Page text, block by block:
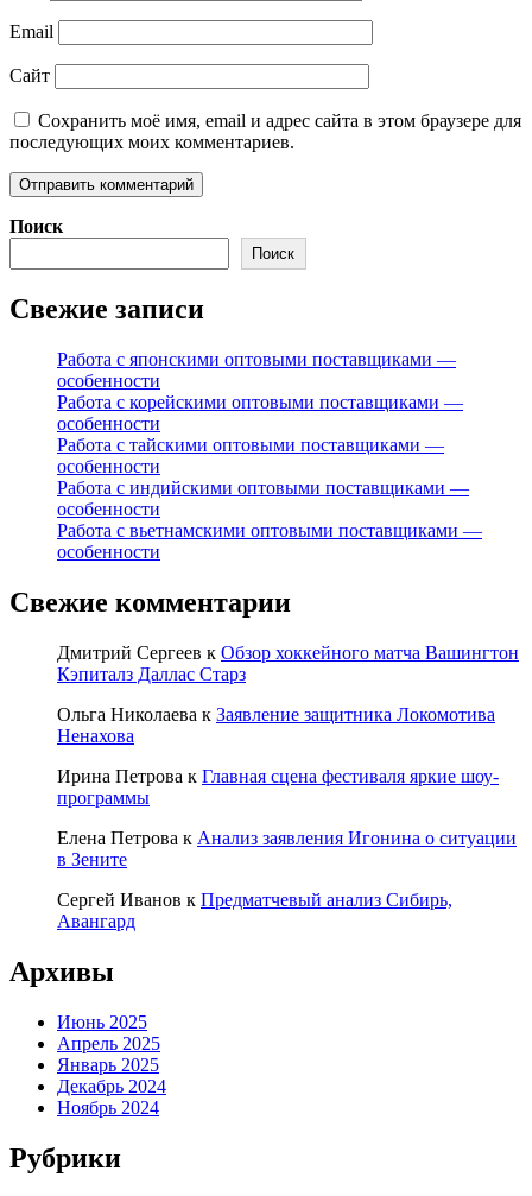
Email
Сайт
Сохранить моё имя, email и адрес сайта в этом браузере для
последующих моих комментариев.
Поиск
Поиск
Свежие записи
Работа с японскими оптовыми поставщиками —
особенности
Работа с корейскими оптовыми поставщиками —
особенности
Работа с тайскими оптовыми поставщиками —
особенности
Работа с индийскими оптовыми поставщиками —
особенности
Работа с вьетнамскими оптовыми поставщиками —
особенности
Свежие комментарии
Дмитрий Сергеев к Обзор хоккейного матча Вашингтон
Кэпиталз Даллас Старз
Ольга Николаева к Заявление защитника Локомотива
Ненахова
Ирина Петрова к Главная сцена фестиваля яркие шоу-
программы
Елена Петрова к Анализ заявления Игонина о ситуации
в Зените
Сергей Иванов к Предматчевый анализ Сибирь,
Авангард
Архивы
Июнь 2025
Апрель 2025
Январь 2025
Декабрь 2024
Ноябрь 2024
Рубрики